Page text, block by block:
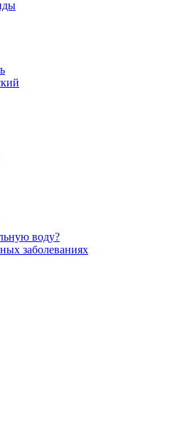
воду?
заболеваниях